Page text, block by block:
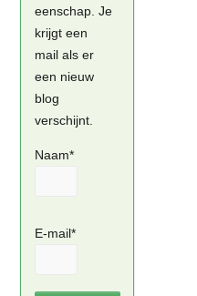
eenschap. Je
krijgt een
mail als er
een nieuw
blog
verschijnt.
Naam*
E-mail*